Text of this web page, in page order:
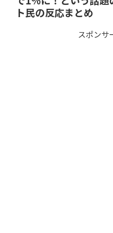
ト民の反応まとめ
スポンサ